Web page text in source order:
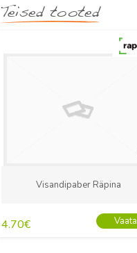
Teised tooted
Visandipaber Räpina
4.70€ Vaata